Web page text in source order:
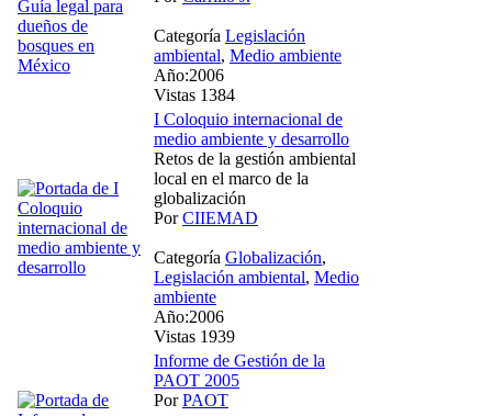
Categoría Legislación
ambiental, Medio ambiente
Año:2006
Vistas 1384
I Coloquio internacional de
medio ambiente y desarrollo
Retos de la gestión ambiental
local en el marco de la
globalización
PorCIIEMAD
Categoría Globalización,
Legislación ambiental, Medio
ambiente
Año:2006
Vistas 1939
Informe de Gestión de la
PAOT 2005
PorPAOT